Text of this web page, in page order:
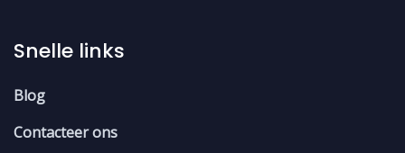
Snelle links
Blog
Contacteer ons